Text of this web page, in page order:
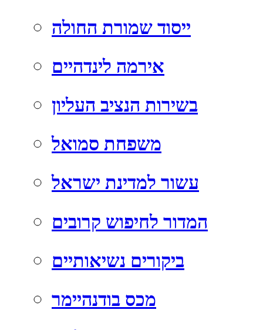
ייסוד שמורת החולה
אירמה לינדהיים
בשירות הנציב העליון
משפחת סמואל
עשור למדינת ישראל
המדור לחיפוש קרובים
ביקורים נשיאותיים
מכס בודנהיימר